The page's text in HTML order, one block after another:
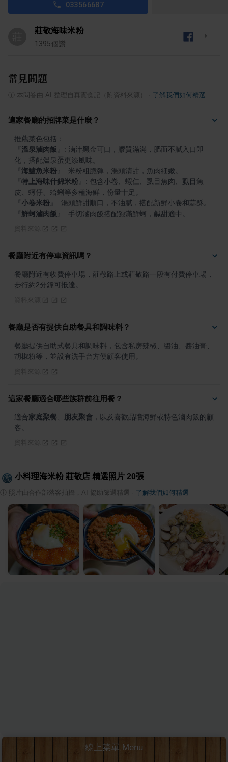
033566687
莊敬海味米粉
1395個讚
常見問題
本問答由 AI 整理自真實食記（附資料來源） 了解我們如何精選
這家餐廳的招牌菜是什麼？
溫泉滷肉飯
: 滷汁黑金可口，膠質滿滿，肥而不膩入口即
海鱸魚米粉
特上海味什錦米粉
: 包含小卷、蝦仁、虱目魚肉、虱目魚
小卷米粉
鮮蚵滷肉飯 : 手切滷肉飯搭配飽滿鮮蚵，鹹甜適中。
餐廳附近有停車資訊嗎？
餐廳附近有收費停車場，莊敬路上或莊敬路一段有付費停車場，
步行約2分鐘可抵達。
餐廳是否有提供自助餐具和調味料？
餐廳提供自助式餐具和調味料，包含私房辣椒、醬油、醬油膏、
胡椒粉等，並設有洗手台方便顧客使用。
這家餐廳適合哪些族群前往用餐？
適合家庭聚餐 朋友聚會 ，以及喜歡品嚐海鮮或特色滷肉飯的顧
客。
小料理海米粉 莊敬店 精選照片 20張
照片由合作部落客拍攝，AI 協助篩選精選 了解我們如何精選
線上菜單 Menu